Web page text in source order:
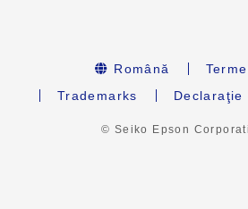
Română
Trademarks
© Seiko Epson